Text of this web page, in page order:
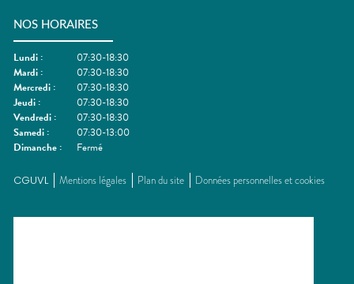
NOS HORAIRES
Lundi :
07:30-18:30
Mardi :
07:30-18:30
Mercredi :
07:30-18:30
Jeudi :
07:30-18:30
Vendredi :
07:30-18:30
Samedi :
07:30-13:00
Dimanche : Fermé
CGUVL Mentions légales Plan du site Données personnelles et cookies